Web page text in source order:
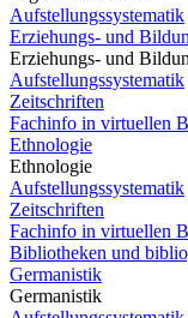
Aufstellungssystematik
Erziehungs- und
Erziehungs- und
Aufstellungssystematik
Zeitschriften
Fachinfo in virtuellen
Ethnologie
Ethnologie
Aufstellungssystematik
Zeitschriften
Fachinfo in virtuellen
Bibliotheken und
Germanistik
Germanistik